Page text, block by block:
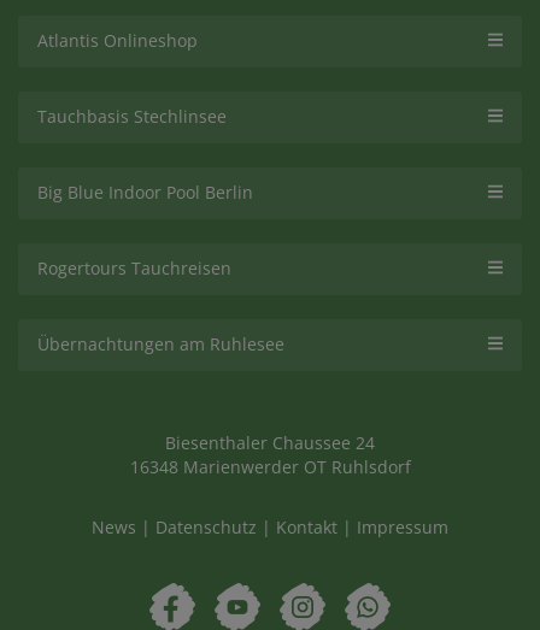
Atlantis Onlineshop
Tauchbasis Stechlinsee
Big Blue Indoor Pool Berlin
Rogertours Tauchreisen
Übernachtungen am Ruhlesee
Biesenthaler Chaussee 24
16348 Marienwerder OT Ruhlsdorf
News | Datenschutz | Kontakt | Impressum